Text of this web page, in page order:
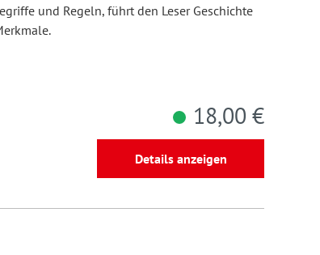
und Regeln, führt den Leser Geschichte
18,00 €
Details anzeigen